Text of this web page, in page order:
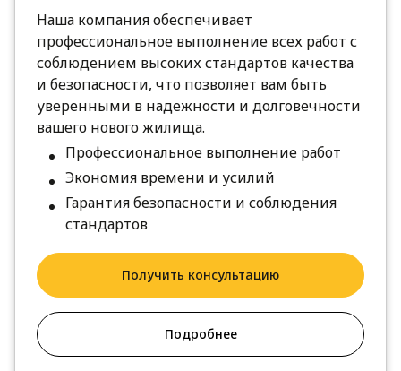
Наша компания обеспечивает
профессиональное выполнение всех работ с
соблюдением высоких стандартов качества
и безопасности, что позволяет вам быть
уверенными в надежности и долговечности
вашего нового жилища.
Профессиональное выполнение работ
Экономия времени и усилий
Гарантия безопасности и соблюдения
стандартов
Получить консультацию
Подробнее